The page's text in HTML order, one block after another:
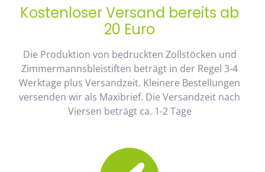
Kostenloser Versand bereits ab
20 Euro
Die Produktion von bedruckten Zollstöcken und
Zimmermannsbleistiften beträgt in der Regel 3-4
Werktage plus Versandzeit. Kleinere Bestellungen
versenden wir als Maxibrief. Die Versandzeit nach
Viersen beträgt ca. 1-2 Tage